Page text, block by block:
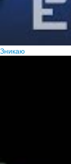
Зникаю